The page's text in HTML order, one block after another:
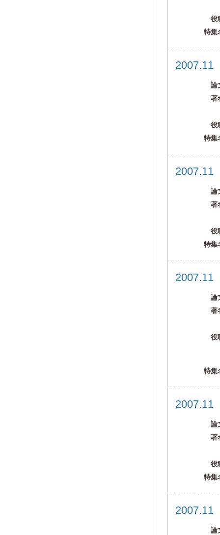
役
特集
論
著
役
特集
論
著
役
特集
論
著
役
特集
論
著
役
特集
論